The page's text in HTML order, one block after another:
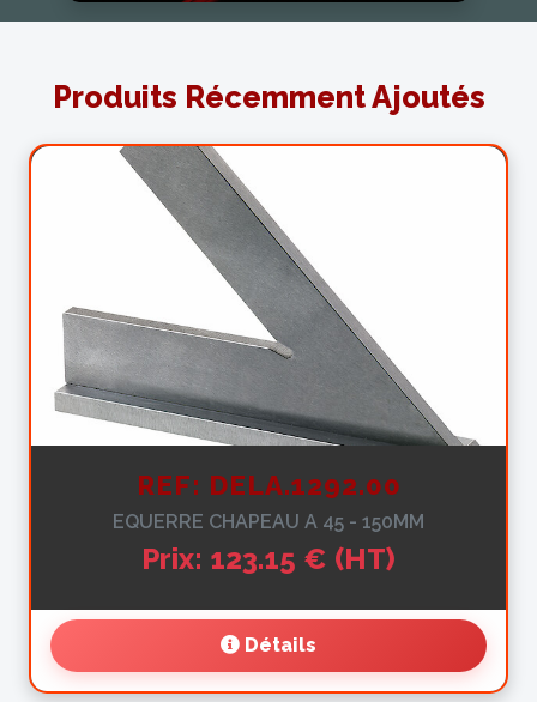
Produits Récemment Ajoutés
REF: DELA.1292.00
EQUERRE CHAPEAU A 45 - 150MM
Prix: 123.15 € (HT)
Détails